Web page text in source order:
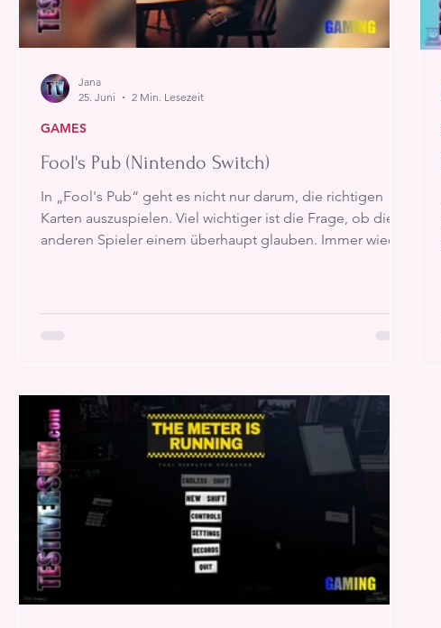
Fool's Pub (Nintendo Switch)
In „Fool's Pub“ geht es nicht nur darum, die richtigen
Karten auszuspielen. Viel wichtiger ist die Frage, ob die
anderen Spieler einem überhaupt glauben. Immer wieder
GAMES
Jana
25. Juni
2 Min. Lesezeit